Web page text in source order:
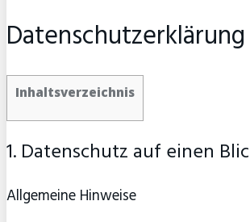
Datenschutzerklärung
Inhaltsverzeichnis
1. Datenschutz auf einen
Allgemeine Hinweise